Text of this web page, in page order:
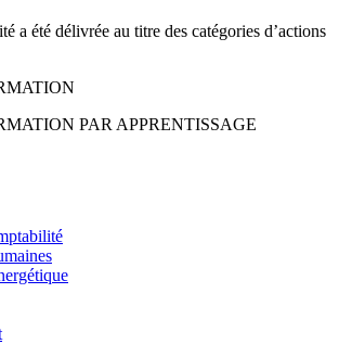
a été délivrée au titre des catégories d’actions
PAR APPRENTISSAGE